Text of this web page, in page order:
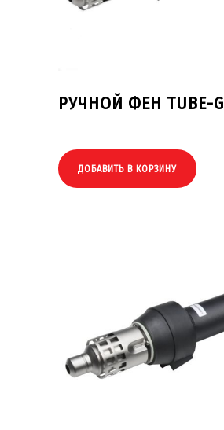
РУЧНОЙ ФЕН TUBE-G
ДОБАВИТЬ В КОРЗИНУ